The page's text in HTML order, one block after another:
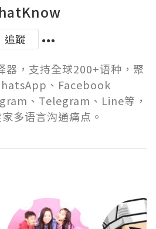
追蹤
，支持全球200+语种，聚
、Facebook
、Telegram、Line等，
多语言沟通痛点。